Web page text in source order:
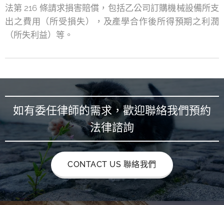
法第 216 條請求損害賠償，包括乙公司訂購機械設備所支
出之費用（所受損失），及產學合作後所得預期之利潤
（所失利益）等。
如有委任律師的需求，歡迎聯絡我們預約
法律諮詢
CONTACT US 聯絡我們